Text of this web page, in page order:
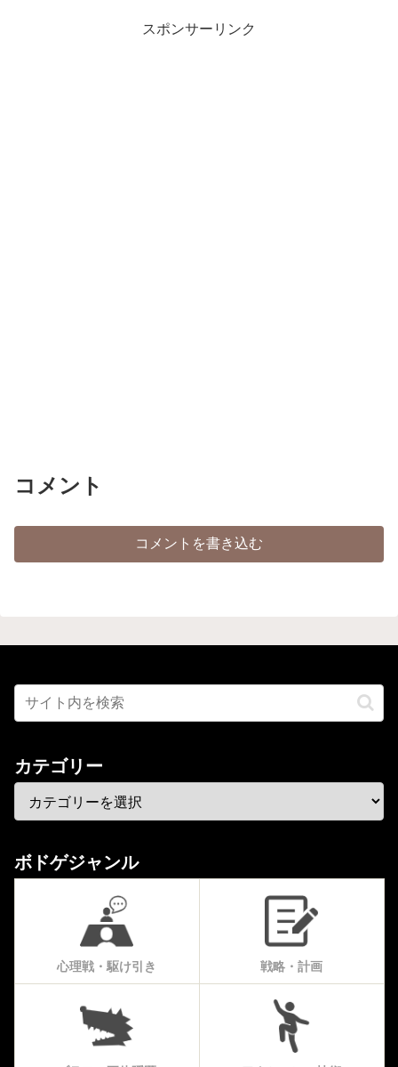
スポンサーリンク
コメント
コメントを書き込む
カテゴリー
ボドゲジャンル
心理戦・駆け引き 戦略・計画